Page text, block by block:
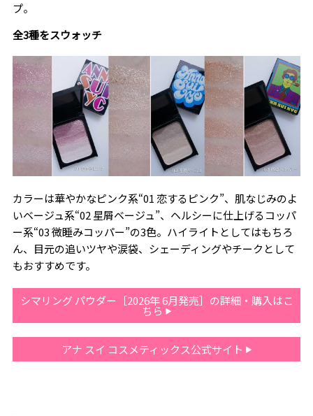
プ。
全3種をスウォッチ
カラーは華やかなピンク系“01 恋するピンク”、肌なじみのよ
いベージュ系“02 星屑ベージュ”、ヘルシーに仕上げるコッパ
ー系“03 微睡みコッパー”の3色。ハイライトとしてはもちろ
ん、目元の追いツヤや涙袋、シェーディングやチークとして
もおすすめです。
シマリング パウダー［2026年 6月発売］の詳細・購入はこ
ちら
アナ スイ コスメティックス公式サイト